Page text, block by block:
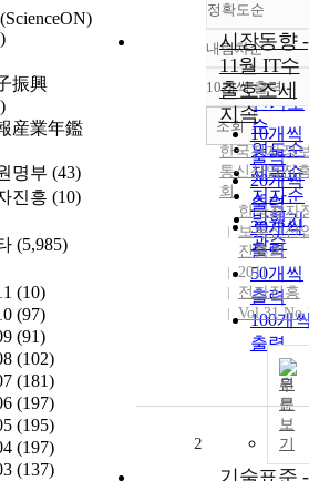
振興
産業年鑑
명부 (43)
진흥 (10)
(5,985)
(10)
(97)
(91)
(102)
(181)
(197)
(195)
(197)
(137)
정확도순
정확도
순
인기도
순
연도순
제목순
저자순
발행기
관순
내림차순
내림차
10개씩 출력
10개씩
출력
20개씩
출력
30개씩
출력
50개씩
출력
100개
출력
조회
시장동향 -
11월 IT수
출호조세
지속
한국전자정
통신산업진
회
한국전자
보통신산
진흥회
2011
전자진흥
Vol.31
원
문
보
기
2